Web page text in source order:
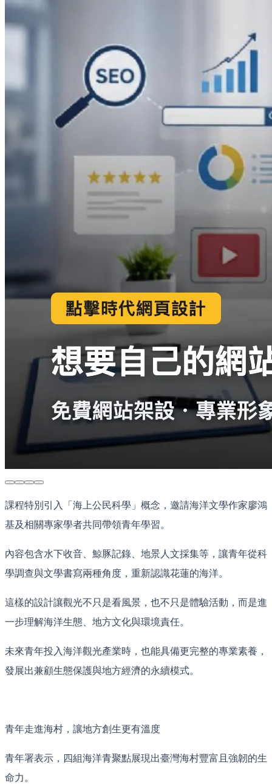
課程特別引入「海上公民科學」概念，邀請海洋文學作家廖鴻
基及相關專家學者共同帶領青年學習。
內容包含水下收音、鯨豚記錄、地景人文採集等，讓青年從科
學調查與文學書寫兩種角度，重新認識花蓮的海洋。
這樣的設計讓觀光不只是看風景，也不只是體驗活動，而是進
一步理解海洋生態、地方文化與環境責任。
未來青年投入海洋觀光產業時，也能具備更完整的專業素養，
發展出兼顧生態保護與地方經濟的永續模式。
青年走進海村，讓地方創生更有溫度
青年署表示，四組海洋青聚點展現出臺灣海村豐富且強韌的生
命力。